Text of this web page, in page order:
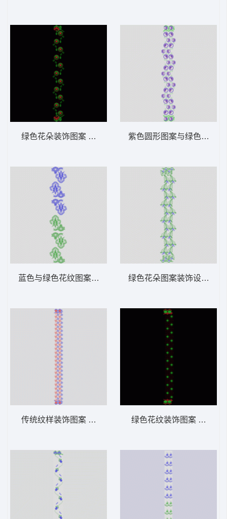
绿色花朵装饰图案 窗帘
蓝色与绿色花纹图案序列 窗帘
传统纹样装饰图案 窗帘
紫色圆形图案与绿色叶子装
绿色花朵图案装饰设计 窗帘
绿色花纹装饰图案 窗帘